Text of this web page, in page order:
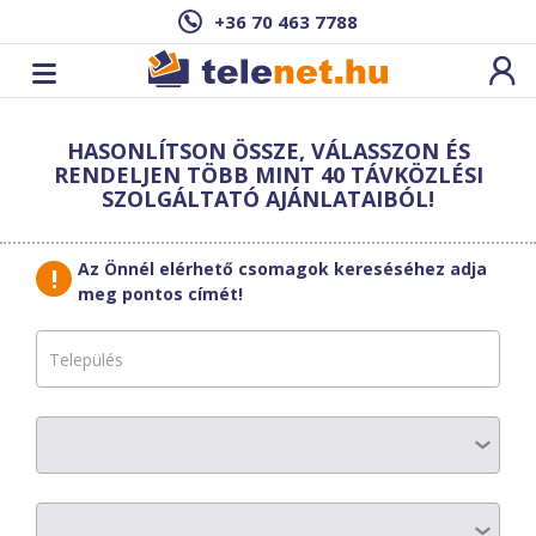
+36 70 463 7788
Ez a csomag sajnos nem elérhető az Ön
címén.Megnézem másik címen!
vissza a szolgáltatásokhoz
ZNET Telekom
AZ ELŐFIZETÉS RÉSZLETEI
HASONLÍTSON ÖSSZE, VÁLASSZON ÉS
RENDELJEN TÖBB MINT 40 TÁVKÖZLÉSI
SZOLGÁLTATÓ AJÁNLATAIBÓL!
Az Önnél elérhető csomagok kereséséhez adja
meg pontos címét!